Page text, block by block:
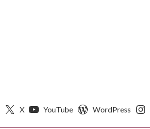
X YouTube WordPress